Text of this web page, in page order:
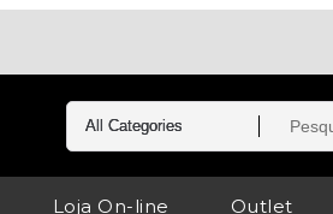
Loja On-line Outlet